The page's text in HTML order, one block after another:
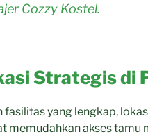
Cozzy Kostel.
Strategis di
fasilitas yang lengkap,
memudahkan akses tamu